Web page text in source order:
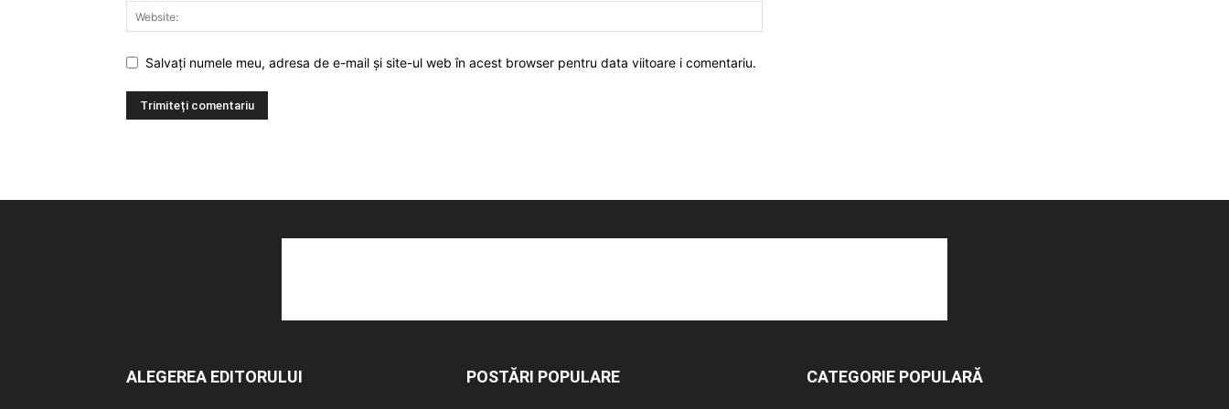
Salvați numele meu, adresa de e-mail și site-ul web în acest browser pentru data viitoare i comentariu.
ALEGEREA EDITORULUI POSTĂRI POPULARE CATEGORIE POPULARĂ